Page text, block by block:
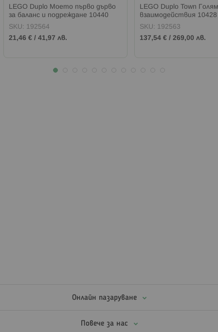
LEGO Duplo Моето първо дърво
за баланс и подреждане 10440
SKU: 192564
21,46 € / 41,97 лв.
LEGO Duplo Town
взаимодействия 10428
SKU: 192563
137,54 € / 269,00 лв.
Онлайн пазаруване
Повече за нас